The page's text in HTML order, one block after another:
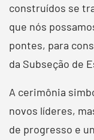
construídos se
que nós
pontes, para
da Subseção de
A cerimônia
novos líderes,
de progresso e